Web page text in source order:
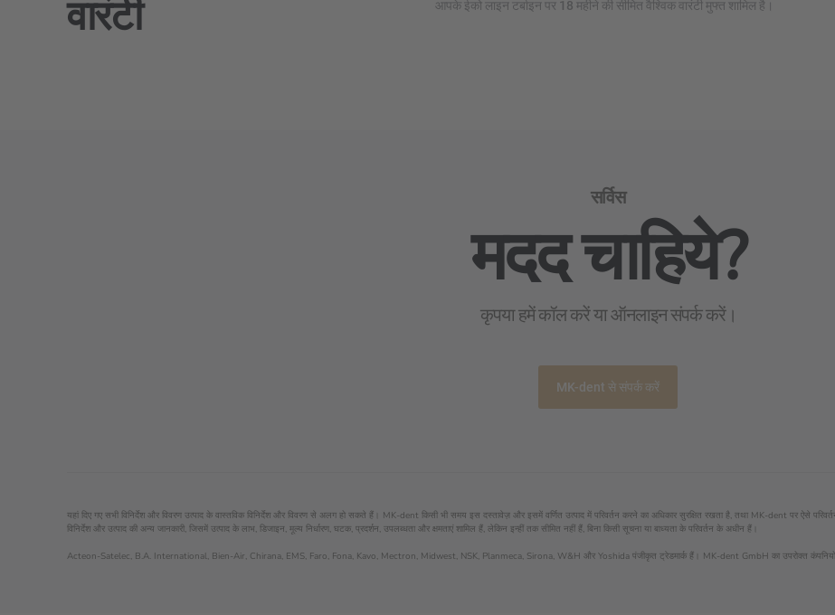
वारंटी आपके ईको लाइन टर्बाइन पर 18 महीने की सीमित वैश्विक वारंटी मुफ्त शामिल है।
सर्विस
मदद चाहिये?
कृपया हमें कॉल करें या ऑनलाइन संपर्क करें।
MK-dent से संपर्क करें
यहां दिए गए सभी विनिर्देश और विवरण उत्पाद के वास्तविक विनिर्देश और विवरण से अलग हो सकते हैं। MK-dent किसी भी समय इस दस्तावेज़ और इसमें वर्णित उत्पाद में परिवर्तन करने का अधिकार सुरक्षित रखता है, तथा MK-dent पर ऐसे
विनिर्देश और उत्पाद की अन्य जानकारी, जिसमें उत्पाद के लाभ, डिजाइन, मूल्य निर्धारण, घटक, प्रदर्शन, उपलब्धता और क्षमताएं शामिल हैं, लेकिन इन्हीं तक सीमित नहीं हैं, बिना किसी सूचना या बाध्यता के परिवर्तन के अधीन हैं।
Acteon-Satelec, B.A. International, Bien-Air, Chirana, EMS, Faro, Fona, Kavo, Mectron, Midwest, NSK, Planmeca, Sirona, W&H और Yoshida पंजीकृत ट्रेडमार्क हैं। MK-dent GmbH का उपरोक्त कंपनियों